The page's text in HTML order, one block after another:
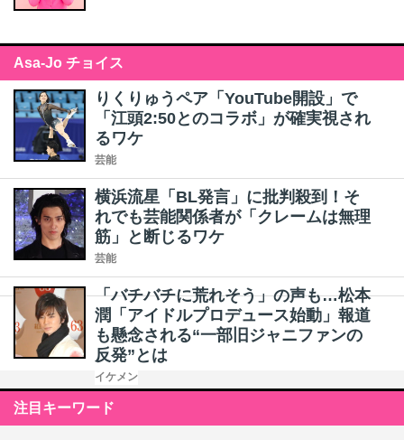
Asa-Jo チョイス
りくりゅうペア「YouTube開設」で
「江頭2:50とのコラボ」が確実視され
るワケ
芸能
横浜流星「BL発言」に批判殺到！そ
れでも芸能関係者が「クレームは無理
筋」と断じるワケ
芸能
「バチバチに荒れそう」の声も…松本
潤「アイドルプロデュース始動」報道
も懸念される“一部旧ジャニファンの
反発”とは
イケメン
注目キーワード